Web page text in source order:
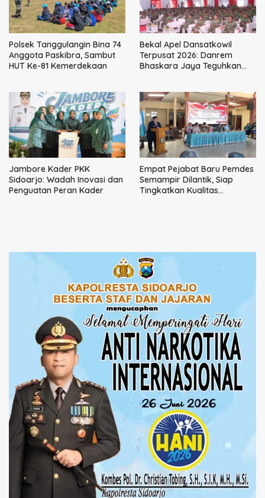
Polsek Tanggulangin Bina 74
Anggota Paskibra, Sambut
HUT Ke-81 Kemerdekaan
Bekal Apel Dansatkowil
Terpusat 2026: Danrem
Bhaskara Jaya Teguhkan
Jambore Kader PKK
Sidoarjo: Wadah Inovasi dan
Penguatan Peran Kader
Empat Pejabat Baru Pemdes
Semampir Dilantik, Siap
Tingkatkan Kualitas